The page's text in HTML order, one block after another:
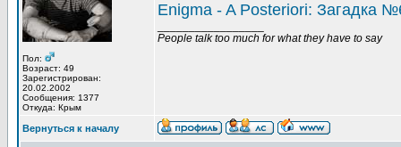
Пол:
Возраст: 49
Зарегистрирован:
20.02.2002
Сообщения: 1377
Откуда: Крым
Enigma - A Posteriori: Загадка
People talk too much for what they have to say
Вернуться к началу